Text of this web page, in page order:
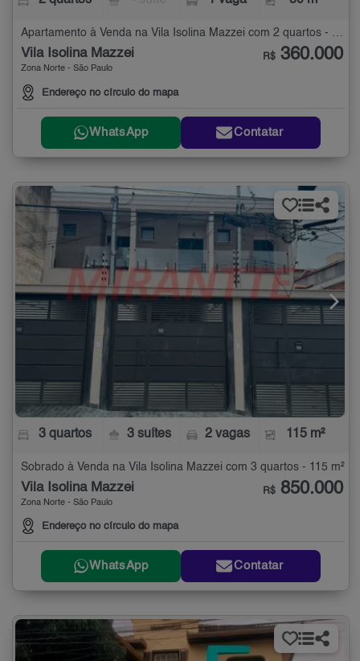
Apartamento à Venda na Vila Isolina Mazzei com 2 quartos - 50 m²
Vila Isolina Mazzei
Zona Norte - São Paulo
Endereço no círculo do mapa
R$ 360.000
WhatsApp Contatar
3 quartos 3 suítes 2 vagas 115 m²
Sobrado à Venda na Vila Isolina Mazzei com 3 quartos - 115 m²
Vila Isolina Mazzei
Zona Norte - São Paulo
Endereço no círculo do mapa
R$ 850.000
WhatsApp Contatar